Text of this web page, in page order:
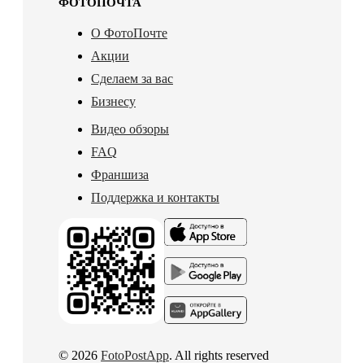
О ФотоПочте
Акции
Сделаем за вас
Бизнесу
Видео обзоры
FAQ
Франшиза
Поддержка и контакты
© 2026 FotoPostApp. All rights reserved